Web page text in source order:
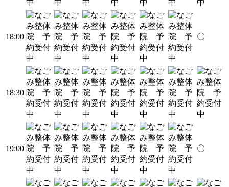
18:00 〇
18:30
19:00 〇